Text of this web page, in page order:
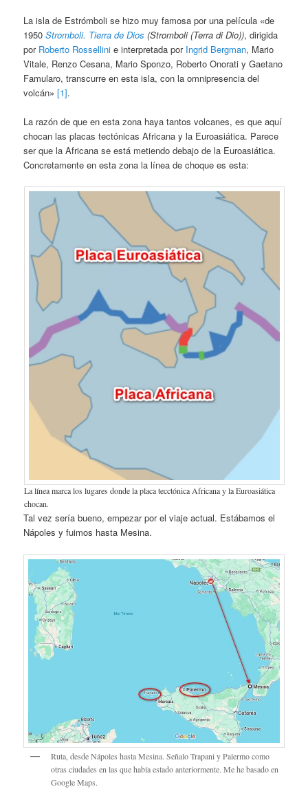
La isla de Estrómboli se hizo muy famosa por una película «de
1950Stromboli. Tierra de Dios (Stromboli (Terra di Dio)), dirigida
por Roberto Rossellini e interpretada por Ingrid Bergman, Mario
Vitale, Renzo Cesana, Mario Sponzo, Roberto Onorati y Gaetano
Famularo, transcurre en esta isla, con la omnipresencia del
volcán»[1].
La razón de que en esta zona haya tantos volcanes, es que aquí
chocan las placas tectónicas Africana y la Euroasiática. Parece
ser que la Africana se está metiendo debajo de la Euroasiática.
Concretamente en esta zona la línea de choque es esta:
La línea marca los lugares donde la placa tecctónica Africana y la Euroasiática
chocan.
Tal vez sería bueno, empezar por el viaje actual. Estábamos el
Nápoles y fuimos hasta Mesina.
Ruta, desde Nápoles hasta Mesina. Señalo Trapani y Palermo como
otras ciudades en las que había estado anteriormente. Me he basado en
Google Maps.